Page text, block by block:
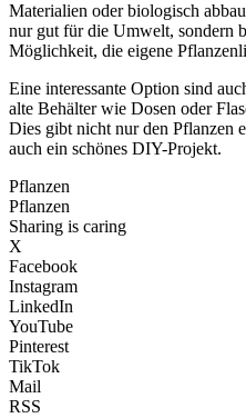
Materialien oder biologisch
nur gut für die Umwelt, sondern
Möglichkeit, die eigene
Eine interessante Option sind
alte Behälter wie Dosen oder
Dies gibt nicht nur den Pflanzen
auch ein schönes DIY-Projekt.
Pflanzen
Pflanzen
Sharing is caring
X
Facebook
Instagram
LinkedIn
YouTube
Pinterest
TikTok
Mail
RSS